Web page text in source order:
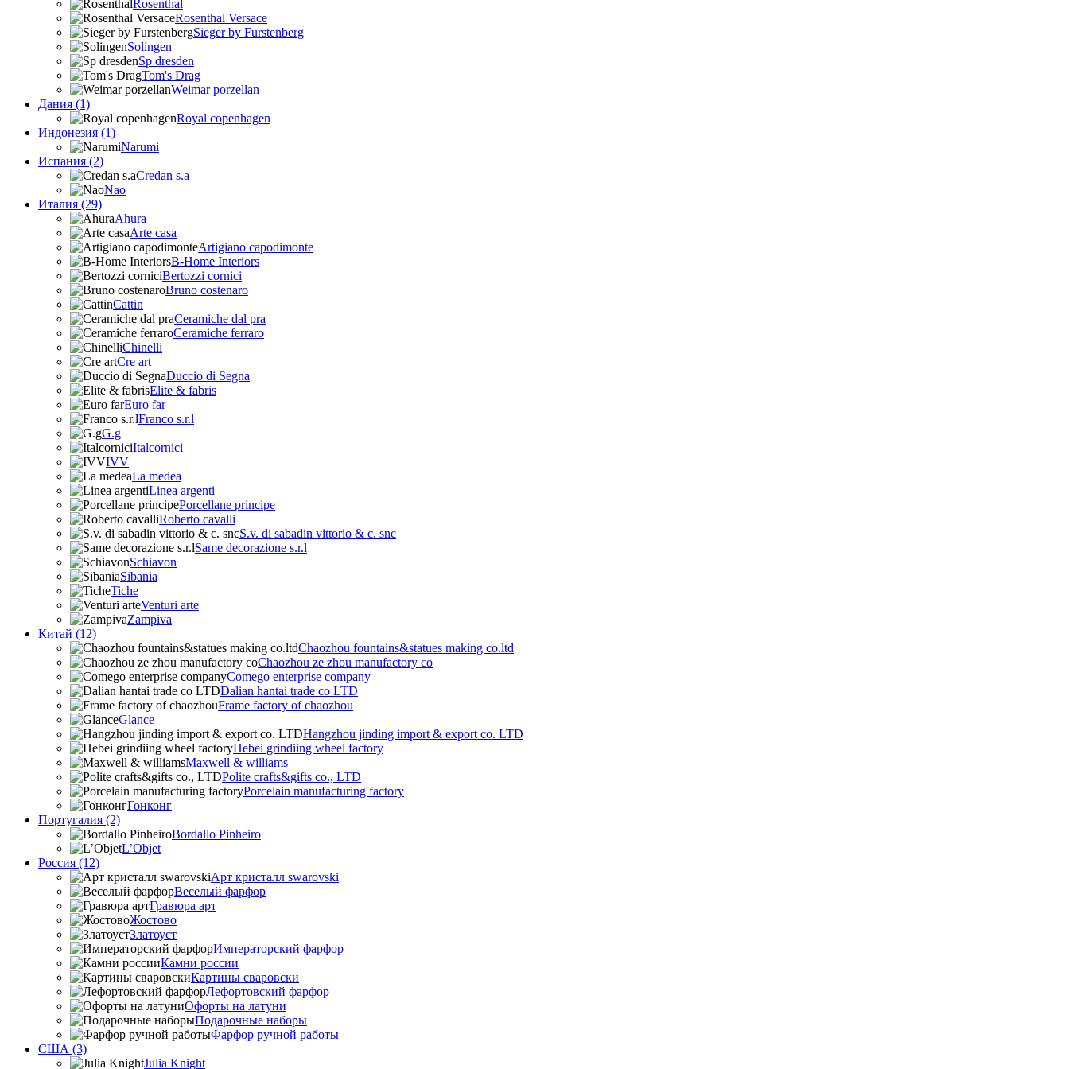
Rosenthal
Rosenthal Versace
Sieger by Furstenberg
Solingen
Sp dresden
Tom's Drag
Weimar porzellan
Дания (1)
Royal copenhagen
Индонезия (1)
Narumi
Испания (2)
Credan s.a
Nao
Италия (29)
Ahura
Arte casa
Artigiano capodimonte
B-Home Interiors
Bertozzi cornici
Bruno costenaro
Cattin
Ceramiche dal pra
Ceramiche ferraro
Chinelli
Cre art
Duccio di Segna
Elite & fabris
Euro far
Franco s.r.l
G.g
Italcornici
IVV
La medea
Linea argenti
Porcellane principe
Roberto cavalli
S.v. di sabadin vittorio & c. snc
Same decorazione s.r.l
Schiavon
Sibania
Tiche
Venturi arte
Zampiva
Китай (12)
Chaozhou fountains&statues making co.ltd
Chaozhou ze zhou manufactory co
Comego enterprise company
Dalian hantai trade co LTD
Frame factory of chaozhou
Glance
Hangzhou jinding import & export co. LTD
Hebei grindiing wheel factory
Maxwell & williams
Polite crafts&gifts co., LTD
Porcelain manufacturing factory
Гонконг
Португалия (2)
Bordallo Pinheiro
L’Objet
Россия (12)
Арт кристалл swarovski
Веселый фарфор
Гравюра арт
Жостово
Златоуст
Императорский фарфор
Камни россии
Картины сваровски
Лефортовский фарфор
Офорты на латуни
Подарочные наборы
Фарфор ручной работы
США (3)
Julia Knight